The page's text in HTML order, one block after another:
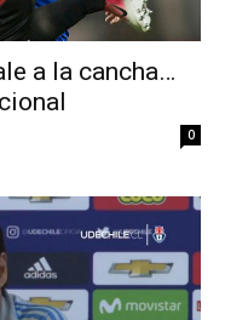
a la cancha…
0